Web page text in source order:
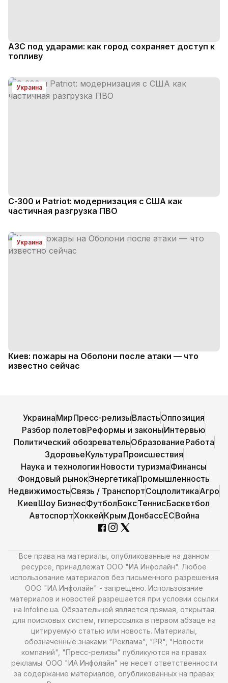
АЗС под ударами: как город сохраняет доступ к
топливу
Украина
С‑300 и Patriot: модернизация с США как
частичная разгрузка ПВО
Украина
Киев: пожары на Оболони после атаки — что
известно сейчас
УкраинаМирПресс-релизыВластьОппозиция
Разбор полетовРеформы и законыИнтервью
Политический обозревательОбразованиеРабота
ЗдоровьеКультураПроисшествия
Наука и технологииНовости туризмаФинансы
Фондовый рынокЭнергетикаПромышленность
НедвижимостьСвязь / ТранспортСоцполитикаАгро
КиевШоу БизнесФутболБоксТеннисБаскетбол
АвтоспортХоккейКрымДонбассЕСВойна
Все права на материалы, опубликованные на данном
ресурсе, принадлежат ООО "ИА Инфолайн". Любое
использование материалов без письменного разрешения
ООО "ИА Инфолайн" - запрещено. Использование
материалов и новостей разрешается при условии ссылки
на Infoline.ua. Обязательной является прямая, открытая
для поисковых систем, гиперссылка в первом абзаце на
цитируемую статью или новость. Материалы,
обозначенные знаками "Реклама", "PR", "Новости
компаний", "Пресс-релизы" публикуются на правах
рекламы. ООО "ИА Инфолайн" не несет ответственности
за содержание материалов, опубликованных на правах